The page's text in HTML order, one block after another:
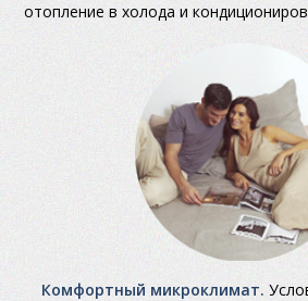
отопление в холода и
Комфортный микроклимат.